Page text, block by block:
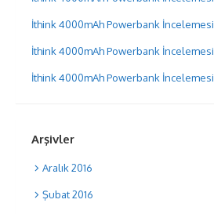
İthink 4000mAh Powerbank İncelemesi
İthink 4000mAh Powerbank İncelemesi
İthink 4000mAh Powerbank İncelemesi
Arşivler
Aralık 2016
Şubat 2016